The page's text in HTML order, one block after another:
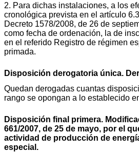
2. Para dichas instalaciones, a los
cronológica prevista en el artículo
Decreto 1578/2008, de 26 de
como fecha de ordenación, la de
en el referido Registro de régimen
primada.
Disposición derogatoria única.
Quedan derogadas cuantas
rango se opongan a lo establecido
Disposición final primera.
661/2007, de 25 de mayo, por el
actividad de producción de
especial.